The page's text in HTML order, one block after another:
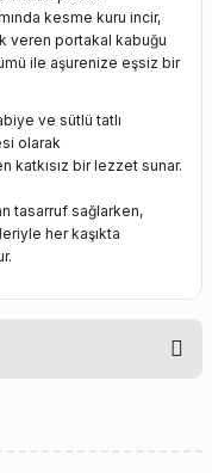
kesme kuru incir,
veren portakal kabuğu
ile aşurenize eşsiz bir
ve sütlü tatlı
olarak
katkısız bir lezzet sunar.
tasarruf sağlarken,
her kaşıkta